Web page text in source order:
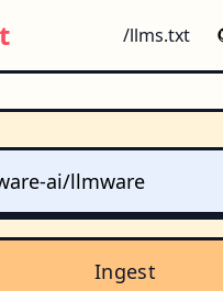
/llms.txt
Ingest